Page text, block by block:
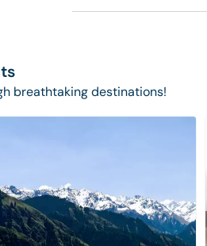
breathtaking destinations!